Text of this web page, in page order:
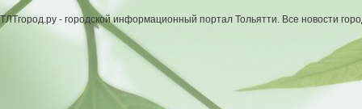
ТЛТгород.ру - городской информационный портал Тольятти. Все новости